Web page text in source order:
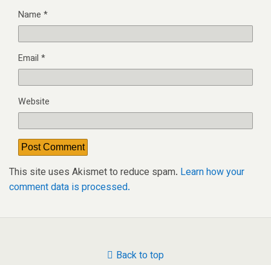
Name *
Email *
Website
This site uses Akismet to reduce spam. Learn how your
comment data is processed.
Back to top